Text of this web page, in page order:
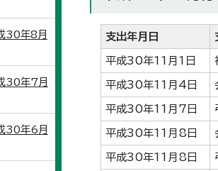
支出年月日
平成30年11月1日
平成30年11月4日
平成30年11月7日
平成30年11月8日
平成30年11月8日
30年8月
30年7月
30年6月